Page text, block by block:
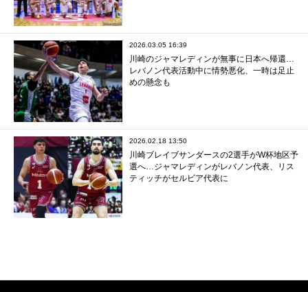
2026.03.05 16:39
川崎のジャマレディンが無事に日本へ帰還…
レバノン代表活動中に情勢悪化、一時は足止
めの懸念も
2026.02.18 13:50
川崎ブレイブサンダースの2選手がW杯地区予
選へ…ジャマレディンがレバノン代表、リス
ティッチがセルビア代表に